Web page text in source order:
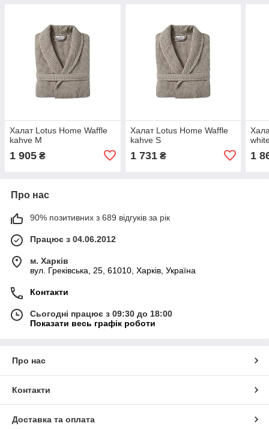
Халат Lotus Home Waffle
kahve M
1 905 ₴
Халат Lotus Home Waffle
kahve S
1 731₴ 1
Про нас
90% позитивних з 689 відгуків за рік
Працює з 04.06.2012
м. Харків
вул. Греківська, 25, 61010, Харків, Україна
Контакти
Сьогодні працює з 09:30 до 18:00
Показати весь графік роботи
Про нас
Контакти
Доставка та оплата